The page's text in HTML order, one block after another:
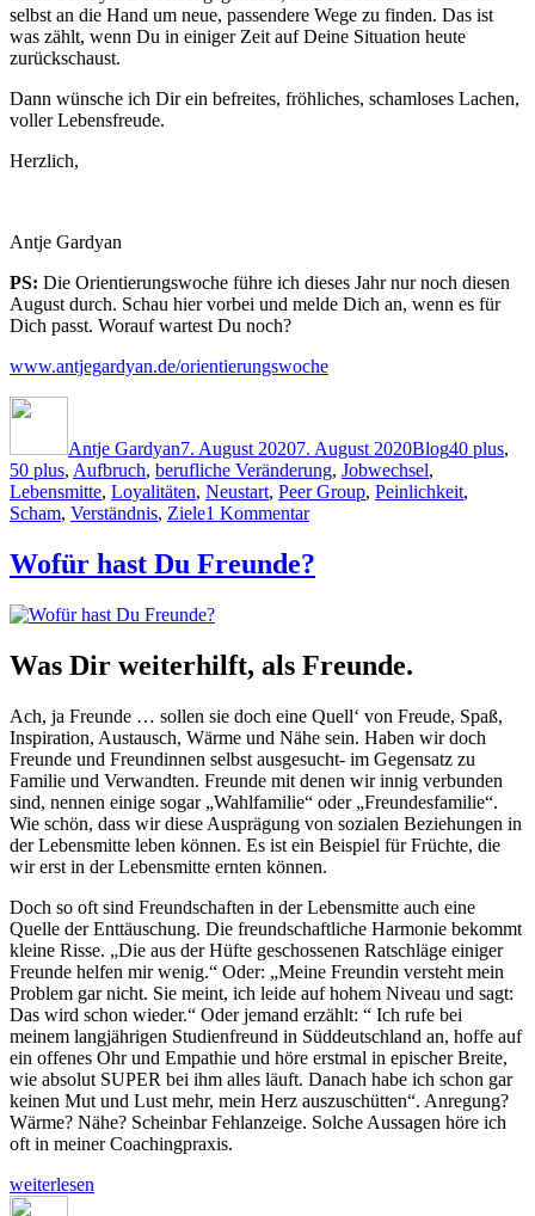
selbst an die Hand um neue, passendere Wege zu finden. Das ist
was zählt, wenn Du in einiger Zeit auf Deine Situation heute
zurückschaust.
Dann wünsche ich Dir ein befreites, fröhliches, schamloses Lachen,
voller Lebensfreude.
Herzlich,
Antje Gardyan
PS: Die Orientierungswoche führe ich dieses Jahr nur noch diesen
August durch. Schau hier vorbei und melde Dich an, wenn es für
Dich passt. Worauf wartest Du noch?
www.antjegardyan.de/orientierungswoche
Antje Gardyan7. August 20207. August 2020Blog40 plus,
50 plus, Aufbruch, berufliche Veränderung, Jobwechsel,
Lebensmitte, Loyalitäten, Neustart, Peer Group, Peinlichkeit,
Scham, Verständnis, Ziele1 Kommentarzu
schamlos
zu
Wofür hast Du Freunde?
Was Dir weiterhilft, als Freunde.
Ach, ja Freunde … sollen sie doch eine Quell‘ von Freude, Spaß,
Inspiration, Austausch, Wärme und Nähe sein. Haben wir doch
Freunde und Freundinnen selbst ausgesucht- im Gegensatz zu
Familie und Verwandten. Freunde mit denen wir innig verbunden
sind, nennen einige sogar „Wahlfamilie“ oder „Freundesfamilie“.
Wie schön, dass wir diese Ausprägung von sozialen Beziehungen in
der Lebensmitte leben können. Es ist ein Beispiel für Früchte, die
wir erst in der Lebensmitte ernten können.
Doch so oft sind Freundschaften in der Lebensmitte auch eine
Quelle der Enttäuschung. Die freundschaftliche Harmonie bekommt
kleine Risse. „Die aus der Hüfte geschossenen Ratschläge einiger
Freunde helfen mir wenig.“ Oder: „Meine Freundin versteht mein
Problem gar nicht. Sie meint, ich leide auf hohem Niveau und sagt:
Das wird schon wieder.“ Oder jemand erzählt: “ Ich rufe bei
meinem langjährigen Studienfreund in Süddeutschland an, hoffe auf
ein offenes Ohr und Empathie und höre erstmal in epischer Breite,
wie absolut SUPER bei ihm alles läuft. Danach habe ich schon gar
keinen Mut und Lust mehr, mein Herz auszuschütten“. Anregung?
Wärme? Nähe? Scheinbar Fehlanzeige. Solche Aussagen höre ich
oft in meiner Coachingpraxis.
„Wofür
hast
weiterlesen